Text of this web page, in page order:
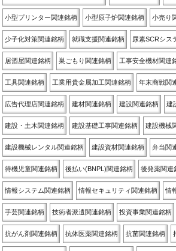
小型プリンター関連銘柄 小型原子炉関連銘柄 小売り
少子化対策関連銘柄 就職支援関連銘柄 尿素SCRシス
居酒屋関連銘柄 巣ごもり関連銘柄 工事安全機材関連
工具関連銘柄 工業用貴金属加工関連銘柄 年末商戦関
広告代理店関連銘柄 建材関連銘柄 建設関連銘柄 建
建設・土木関連銘柄 建設基礎工事関連銘柄 建設機械
建設機械レンタル関連銘柄 建設資材関連銘柄 弁当関
待機児童関連銘柄 後払い(BNPL)関連銘柄 後発薬関連
情報システム関連銘柄 情報セキュリティ関連銘柄 情
手芸関連銘柄 技術者派遣関連銘柄 投資事業関連銘柄
抗がん剤関連銘柄 抗体医薬関連銘柄 抗菌関連銘柄